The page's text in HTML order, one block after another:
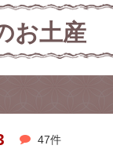
お土産
47件